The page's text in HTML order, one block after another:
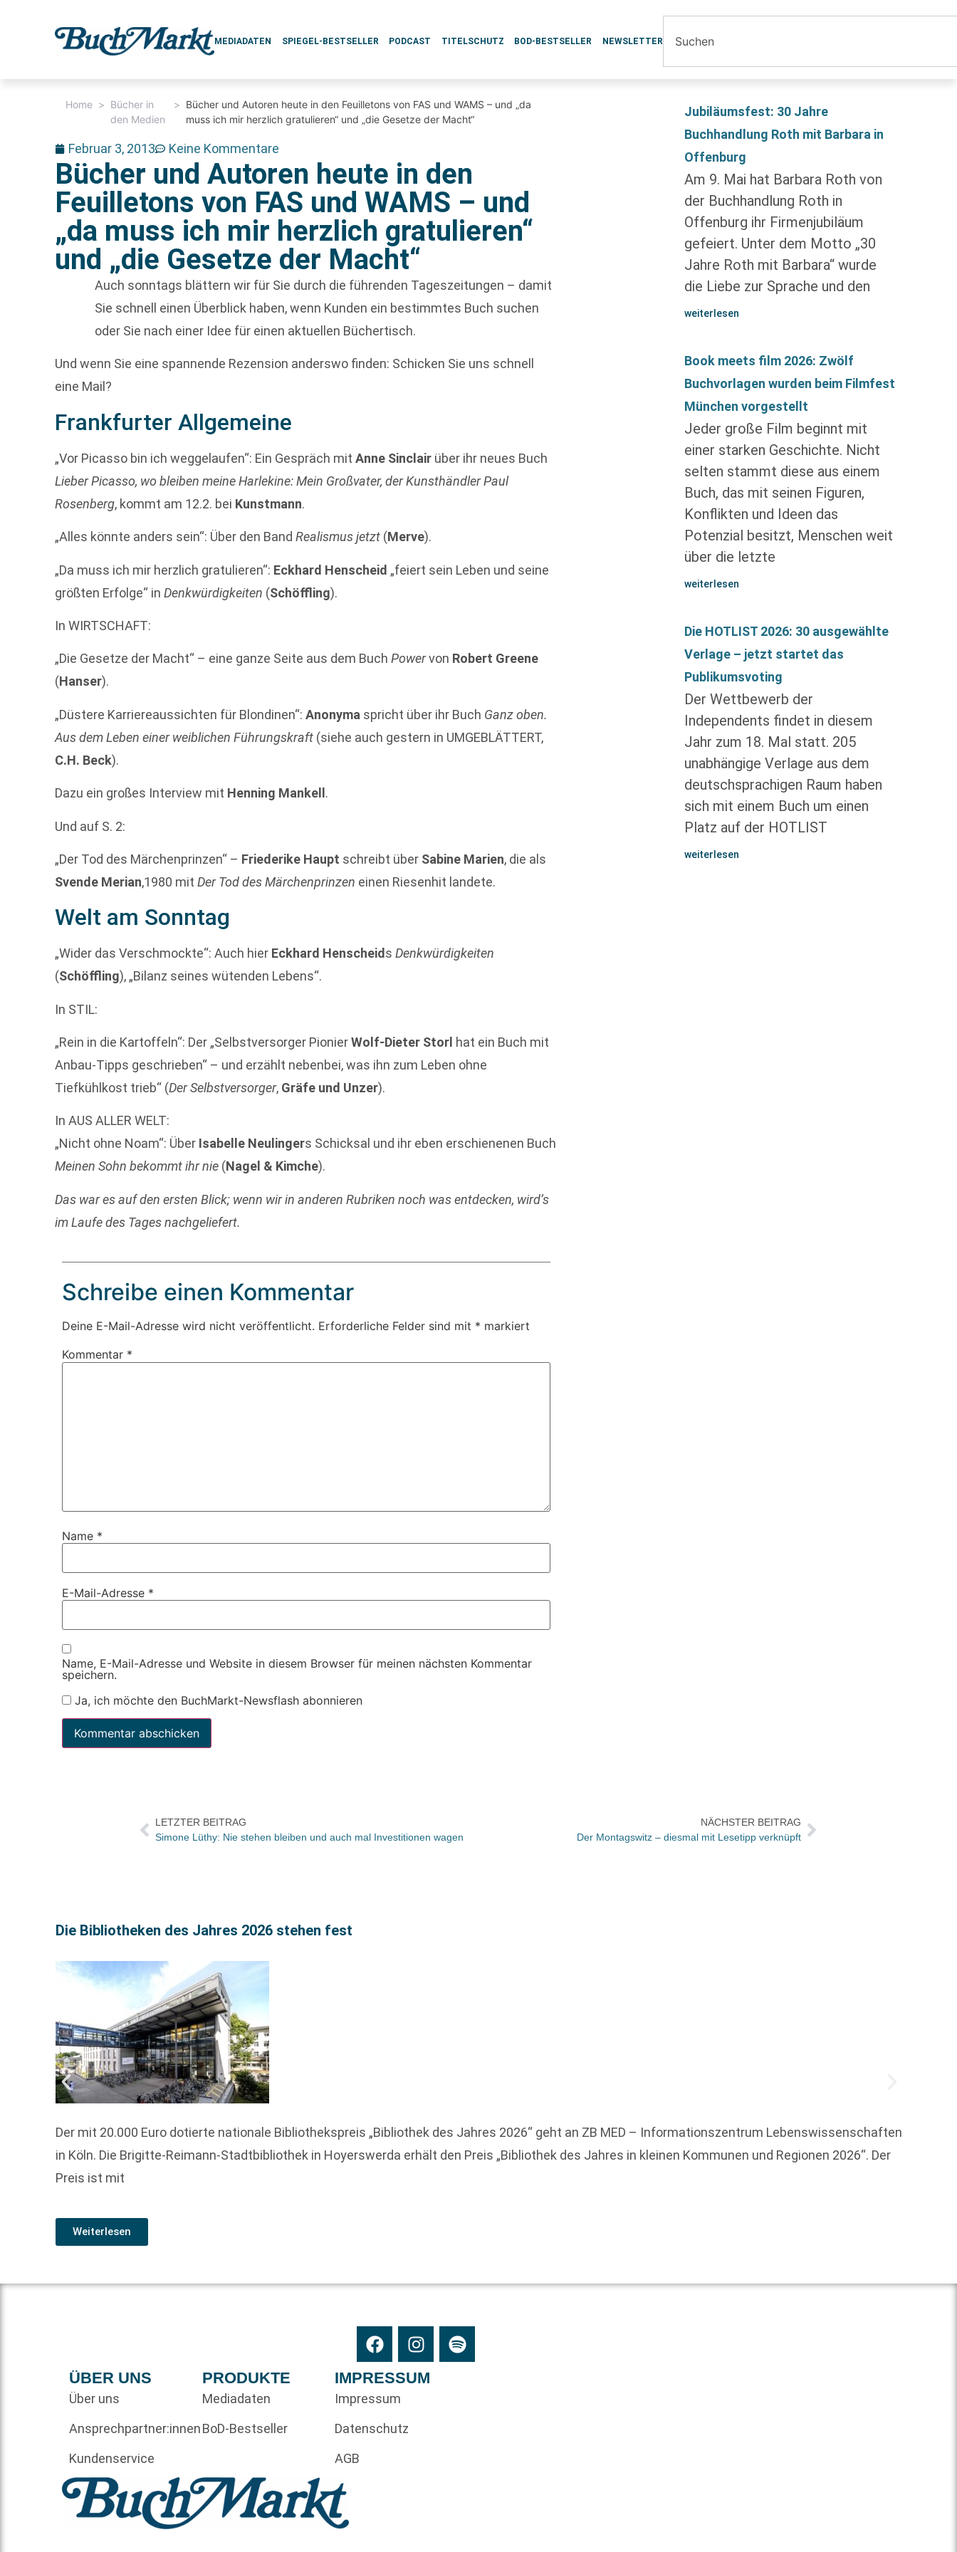
MEDIADATEN SPIEGEL-BESTSELLER PODCAST TITELSCHUTZ BOD-BESTSELLER NEWSLETTER
Home > Bücher in
den Medien
> Bücher und Autoren heute in den Feuilletons von FAS und WAMS – und „da
muss ich mir herzlich gratulieren“ und „die Gesetze der Macht“
Februar 3, 2013 Keine Kommentare
Bücher und Autoren heute in den
Feuilletons von FAS und WAMS – und
„da muss ich mir herzlich gratulieren“
und „die Gesetze der Macht“
Auch sonntags blättern wir für Sie durch die führenden Tageszeitungen – damit
Sie schnell einen Überblick haben, wenn Kunden ein bestimmtes Buch suchen
oder Sie nach einer Idee für einen aktuellen Büchertisch.
Und wenn Sie eine spannende Rezension anderswo finden: Schicken Sie uns schnell
eine Mail?
Frankfurter Allgemeine
„Vor Picasso bin ich weggelaufen“: Ein Gespräch mitAnne Sinclair über ihr neues Buch
Lieber Picasso, wo bleiben meine Harlekine: Mein Großvater, der Kunsthändler Paul
Rosenberg, kommt am 12.2. bei Kunstmann.
„Alles könnte anders sein“: Über den BandRealismus jetzt (Merve).
„Da muss ich mir herzlich gratulieren“: Eckhard Henscheid „feiert sein Leben und seine
größten Erfolge“ inDenkwürdigkeiten (Schöffling).
In WIRTSCHAFT:
„Die Gesetze der Macht“ – eine ganze Seite aus dem BuchPowervon Robert Greene
(Hanser).
„Düstere Karriereaussichten für Blondinen“:Anonyma spricht über ihr Buch Ganz oben.
Aus dem Leben einer weiblichen Führungskraft (siehe auch gestern in UMGEBLÄTTERT,
C.H. Beck).
Dazu ein großes Interview mit Henning Mankell .
Und auf S. 2:
„Der Tod des Märchenprinzen“ – Friederike Haupt schreibt über Sabine Marien, die als
Svende Merian,1980 mitDer Tod des Märchenprinzen einen Riesenhit landete.
Welt am Sonntag
„Wider das Verschmockte“: Auch hier Eckhard HenscheidsDenkwürdigkeiten
(Schöffling), „Bilanz seines wütenden Lebens“.
In STIL:
„Rein in die Kartoffeln“: Der „Selbstversorger PionierWolf-Dieter Storl hat ein Buch mit
Anbau-Tipps geschrieben“ – und erzählt nebenbei, was ihn zum Leben ohne
Tiefkühlkost trieb“ (Der Selbstversorger, Gräfe und Unzer).
In AUS ALLER WELT:
„Nicht ohne Noam“: Über Isabelle Neulingers Schicksal und ihr eben erschienenen Buch
Meinen Sohn bekommt ihr nie (Nagel & Kimche).
Das war es auf den ersten Blick; wenn wir in anderen Rubriken noch was entdecken, wird’s
im Laufe des Tages nachgeliefert.
Schreibe einen Kommentar
Deine E-Mail-Adresse wird nicht veröffentlicht. Erforderliche Felder sind mit * markiert
Kommentar *
Name *
E-Mail-Adresse *
Name, E-Mail-Adresse und Website in diesem Browser für meinen nächsten Kommentar
speichern.
Ja, ich möchte den BuchMarkt-Newsflash abonnieren
Jubiläumsfest: 30 Jahre
Buchhandlung Roth mit Barbara in
Offenburg
Am 9. Mai hat Barbara Roth von
der Buchhandlung Roth in
Offenburg ihr Firmenjubiläum
gefeiert. Unter dem Motto „30
Jahre Roth mit Barbara“ wurde
die Liebe zur Sprache und den
weiterlesen
Book meets film 2026: Zwölf
Buchvorlagen wurden beim Filmfest
München vorgestellt
Jeder große Film beginnt mit
einer starken Geschichte. Nicht
selten stammt diese aus einem
Buch, das mit seinen Figuren,
Konflikten und Ideen das
Potenzial besitzt, Menschen weit
über die letzte
weiterlesen
Die HOTLIST 2026: 30 ausgewählte
Verlage – jetzt startet das
Publikumsvoting
Der Wettbewerb der
Independents findet in diesem
Jahr zum 18. Mal statt. 205
unabhängige Verlage aus dem
deutschsprachigen Raum haben
sich mit einem Buch um einen
Platz auf der HOTLIST
weiterlesen
LETZTER BEITRAG
Simone Lüthy: Nie stehen bleiben und auch mal Investitionen wagen
NÄCHSTER BEITRAG
Der Montagswitz – diesmal mit Lesetipp verknüpft
Die Bibliotheken des Jahres 2026 stehen fest
Der mit 20.000 Euro dotierte nationale Bibliothekspreis „Bibliothek des Jahres 2026“ geht an ZB MED – Informationszentrum Lebenswissenschaften
in Köln. Die Brigitte-Reimann-Stadtbibliothek in Hoyerswerda erhält den Preis „Bibliothek des Jahres in kleinen Kommunen und Regionen 2026“. Der
Preis ist mit
Weiterlesen
ÜBER UNS
Über uns
Ansprechpartner:innen
Kundenservice
PRODUKTE
Mediadaten
BoD-Bestseller
IMPRESSUM
Impressum
Datenschutz
AGB